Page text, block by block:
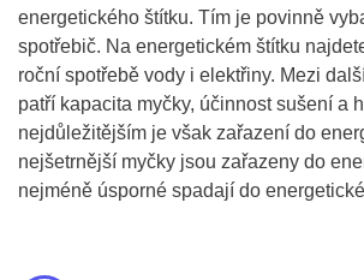
energetického štítku. Tím je povinně
spotřebič. Na energetickém štítku
roční spotřebě vody i elektřiny. Mezi
patří kapacita myčky, účinnost sušení a
nejdůležitějším je však zařazení do
nejšetrnější myčky jsou zařazeny do
nejméně úsporné spadají do